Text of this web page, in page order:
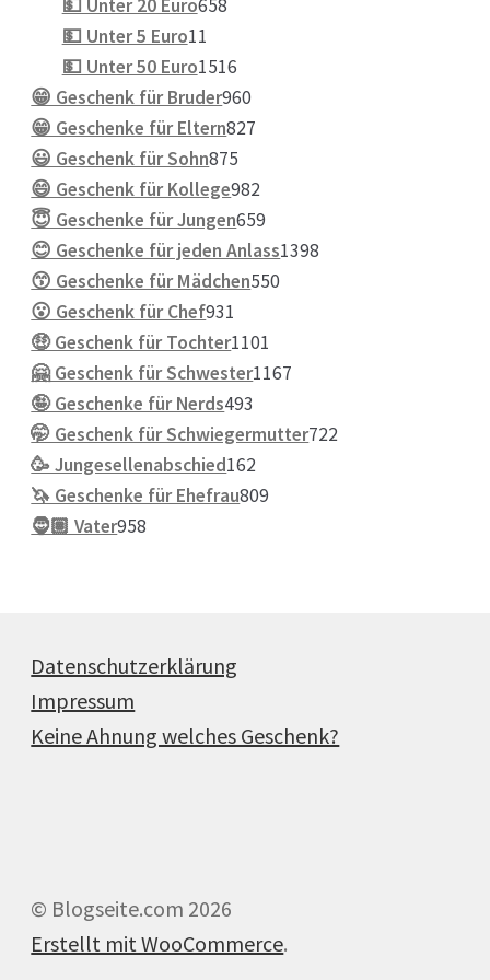
💵 Unter 20 Euro658
💵 Unter 5 Euro11
Produkte
💵 Unter 50 Euro15161516
Produkte
😁 Geschenk für Bruder960
Produkte
😁 Geschenke für Eltern827
😃 Geschenk für Sohn875
Produkte
😄 Geschenk für Kollege982
Produkte
😇 Geschenke für Jungen659
Produkte
😊 Geschenke für jeden Anlass1398
😙 Geschenke für Mädchen550
😮 Geschenk für Chef931
Produkte
🤑 Geschenk für Tochter1101
Produkte
🤗 Geschenk für Schwester1167
🤪 Geschenke für Nerds493
Produkte
🤭 Geschenk für Schwiegermutter722
🥳 Jungesellenabschied162
Produkte
🦄 Geschenke für Ehefrau809
🧔🏽 Vater958
Datenschutzerklärung
Impressum
Keine Ahnung welches Geschenk?
© Blogseite.com 2026
Erstellt mit WooCommerce.